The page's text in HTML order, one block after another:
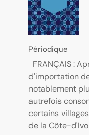
Périodique
FRANÇAIS :
d'importation
notablement
autrefois
certains
de la Côte-